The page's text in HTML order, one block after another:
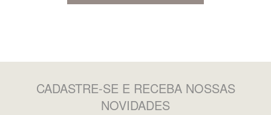
CADASTRE-SE E RECEBA NOSSAS
NOVIDADES